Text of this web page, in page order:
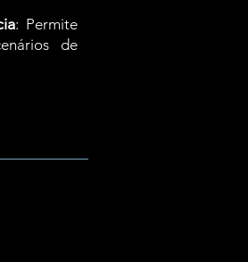
: Permite
de